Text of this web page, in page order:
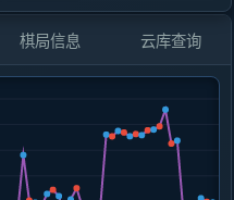
马七进六
车四平二
砲８进７
棋局信息 云库查询